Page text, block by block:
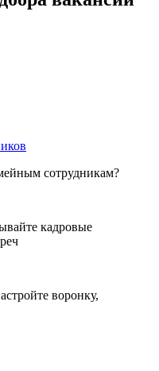
сотрудникам?
кадровые
воронку,